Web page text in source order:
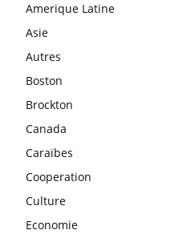
Amerique Latine
Asie
Autres
Boston
Brockton
Canada
Caraïbes
Cooperation
Culture
Economie